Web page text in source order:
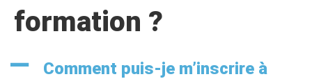
formation ?
A
Comment puis-je m’inscrire à